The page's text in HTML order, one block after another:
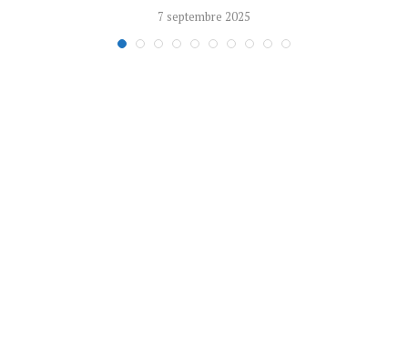
7 septembre 2025